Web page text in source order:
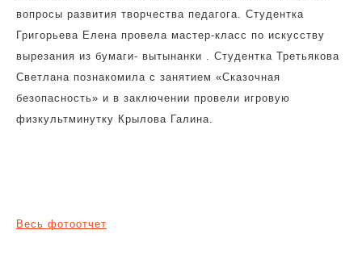
вопросы развития творчества педагога. Студентка
Григорьева Елена провела мастер-класс по искусству
вырезания из бумаги- вытынанки . Студентка Третьякова
Светлана познакомила с занятием «Сказочная
безопасность» и в заключении провели игровую
физкультминутку Крылова Галина.
Весь фотоотчет